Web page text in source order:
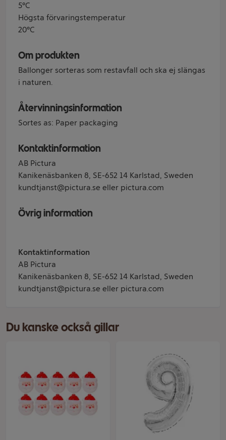
5°C
Högsta förvaringstemperatur
20°C
Om produkten
Ballonger sorteras som restavfall och ska ej slängas
i naturen.
Återvinningsinformation
Sortes as: Paper packaging
Kontaktinformation
AB Pictura
Kanikenäsbanken 8, SE-652 14 Karlstad, Sweden
kundtjanst@pictura.se eller pictura.com
Övrig information
Kontaktinformation
AB Pictura
Kanikenäsbanken 8, SE-652 14 Karlstad, Sweden
kundtjanst@pictura.se eller pictura.com
Du kanske också gillar